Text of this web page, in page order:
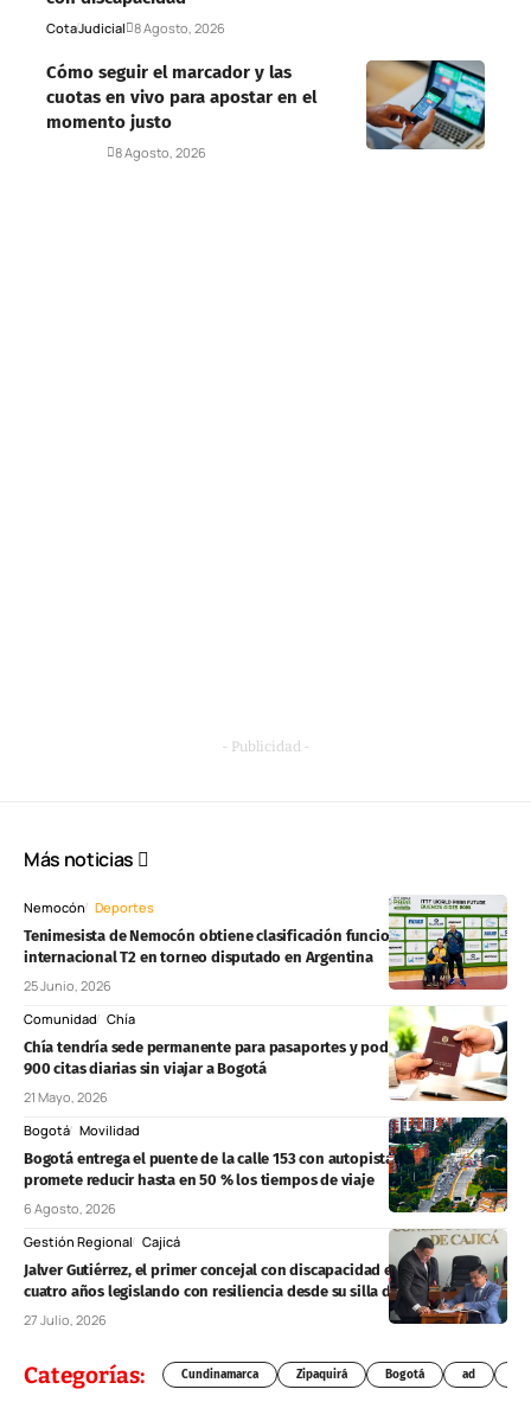
CotaJudicial 8 Agosto, 2026
Cómo seguir el marcador y las
cuotas en vivo para apostar en el
momento justo
8 Agosto, 2026
- Publicidad -
Más noticias
Nemocón Deportes
Tenimesista de Nemocón obtiene clasificación funcional
internacional T2 en torneo disputado en Argentina
25 Junio, 2026
Comunidad Chía
Chía tendría sede permanente para pasaportes y podría atender hasta
900 citas diarias sin viajar a Bogotá
21 Mayo, 2026
Bogotá Movilidad
Bogotá entrega el puente de la calle 153 con autopista Norte y
promete reducir hasta en 50 % los tiempos de viaje
6 Agosto, 2026
Gestión Regional Cajicá
Jalver Gutiérrez, el primer concejal con discapacidad en Cajicá, lleva
cuatro años legislando con resiliencia desde su silla de ruedas
27 Julio, 2026
Categorías: Cundinamarca Zipaquirá Bogotá ad